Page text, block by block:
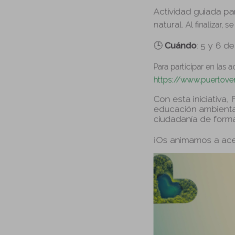
Actividad guiada
natural. Al finalizar,
🕒 Cuándo: 5 y 6
Para participar en las
https://
Con esta iniciativa,
educación
ciudadanía de
¡Os animamos a